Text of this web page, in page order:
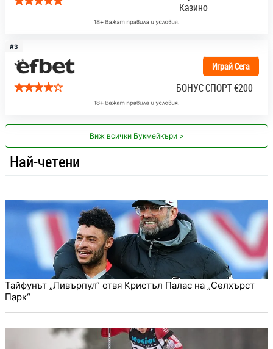
Казино
#3
Играй Сега
БОНУС СПОРТ€200
Виж всички Букмейкъри >
Най-четени
Тайфунът „Ливърпул“ отвя Кристъл Палас на „Селхърст
Парк“